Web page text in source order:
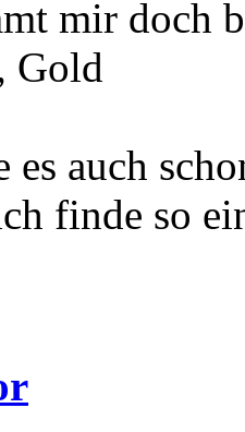
mir doch
Gold
es auch
finde so